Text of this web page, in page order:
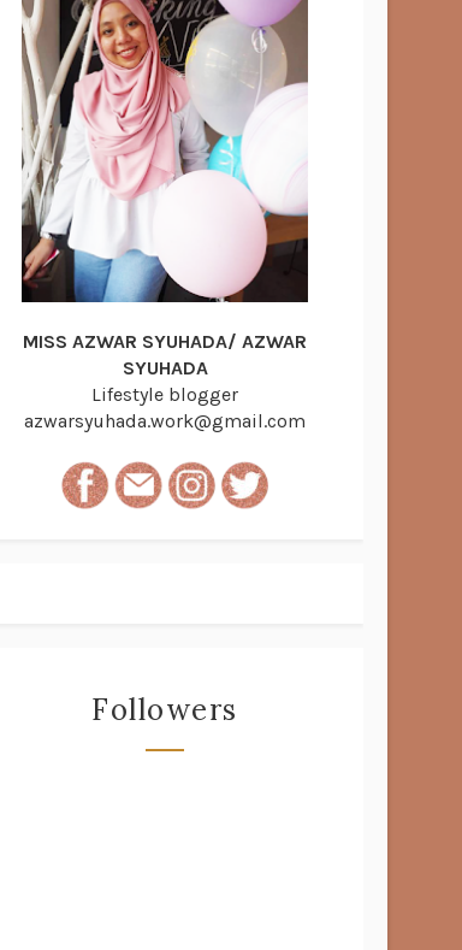
MISS AZWAR SYUHADA/ AZWAR
SYUHADA
Lifestyle blogger
azwarsyuhada.work@gmail.com
Followers